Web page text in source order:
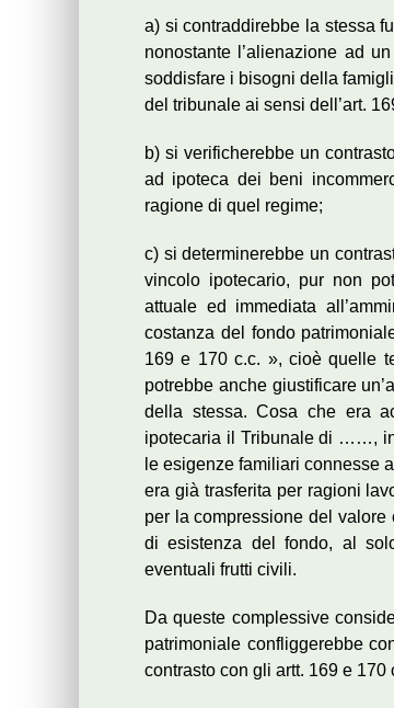
a) si contraddirebbe la stessa
nonostante l’alienazione ad
soddisfare i bisogni della
del tribunale ai sensi dell’art.
b) si verificherebbe un
ad ipoteca dei beni
ragione di quel regime;
c) si determinerebbe un
vincolo ipotecario, pur non
attuale ed immediata
costanza del fondo
169 e 170 c.c. », cioè quelle
potrebbe anche giustificare
della stessa. Cosa che era
ipotecaria il Tribunale di ……, in
le esigenze familiari connesse
era già trasferita per ragioni
per la compressione del valore
di esistenza del fondo, al
eventuali frutti civili.
Da queste complessive
patrimoniale confliggerebbe
contrasto con gli artt. 169 e 170